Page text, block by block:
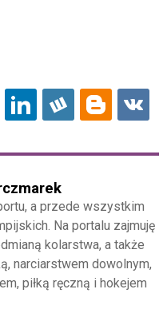
a przede wszystkim
Na portalu zajmuję
kolarstwa, a także
narciarstwem dowolnym,
piłką ręczną i hokejem